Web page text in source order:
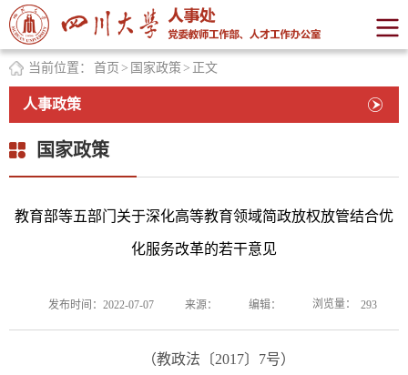
当前位置： 首页 > 国家政策 > 正文
人事政策
国家政策
教育部等五部门关于深化高等教育领域简政放权放管结合优
化服务改革的若干意见
发布时间：2022-07-07 来源： 编辑： 浏览量： 293
（教政法〔2017〕7号）